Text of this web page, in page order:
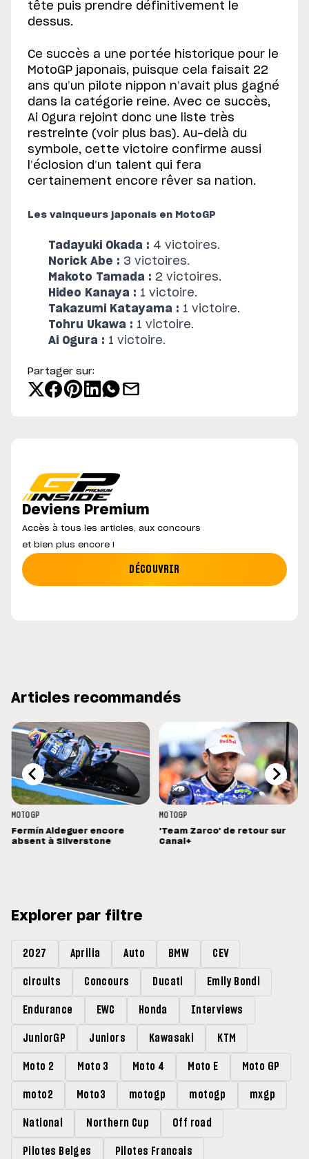
tête puis prendre définitivement le
dessus.
Ce succès a une portée historique pour le
MotoGP japonais, puisque cela faisait 22
ans qu’un pilote nippon n’avait plus gagné
dans la catégorie reine. Avec ce succès,
Ai Ogura rejoint donc une liste très
restreinte (voir plus bas). Au-delà du
symbole, cette victoire confirme aussi
l’éclosion d’un talent qui fera
certainement encore rêver sa nation.
Les vainqueurs japonais en MotoGP
Tadayuki Okada : 4 victoires.
Norick Abe : 3 victoires.
Makoto Tamada : 2 victoires.
Hideo Kanaya : 1 victoire.
Takazumi Katayama : 1 victoire.
Tohru Ukawa : 1 victoire.
Ai Ogura : 1 victoire.
Partager sur:
Deviens Premium
Accès à tous les articles, aux concours
et bien plus encore !
DÉCOUVRIR
Articles recommandés
MOTOGP
Fermín Aldeguer encore
absent à Silverstone
MOTOGP
'Team Zarco' de retour sur
Canal+
Explorer par filtre
2027 Aprilia Auto BMW CEV
circuits Concours Ducati Emily Bondi
Endurance EWC Honda Interviews
JuniorGP Juniors Kawasaki KTM
Moto 2 Moto 3 Moto 4 Moto E Moto GP
moto2 Moto3 motogp motogp mxgp
National Northern Cup Off road
Pilotes Belges Pilotes Francais